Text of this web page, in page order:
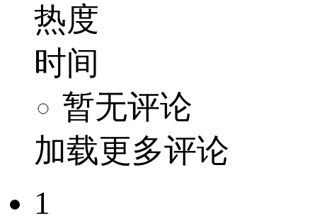
热度
时间
暂无评论
加载更多评论
1